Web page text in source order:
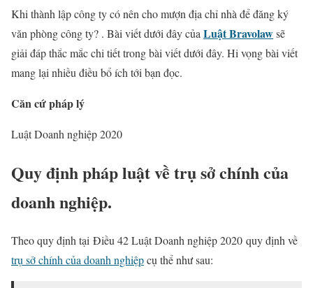
Khi thành lập công ty có nên cho mượn địa chỉ nhà để đăng ký
văn phòng công ty? . Bài viết dưới đây của Luật Bravolawsẽ
giải đáp thắc mắc chi tiết trong bài viết dưới đây. Hi vọng bài viết
mang lại nhiều điều bổ ích tới bạn đọc.
Căn cứ pháp lý
Luật Doanh nghiệp 2020
Quy định pháp luật về trụ sở chính của
doanh nghiệp.
Theo quy định tại Điều 42 Luật Doanh nghiệp 2020 quy định về
trụ sở chính của doanh nghiệpcụ thể như sau: